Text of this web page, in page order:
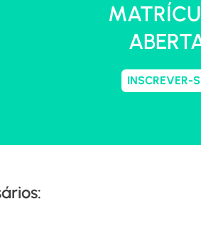
INSCREVER-